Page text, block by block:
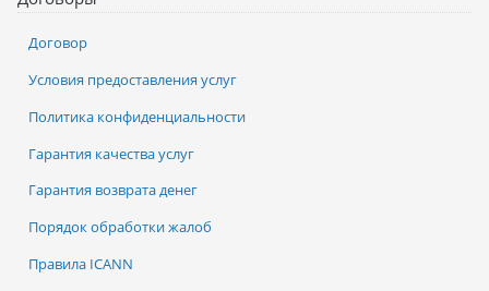
Договор
Условия предоставления услуг
Политика конфиденциальности
Гарантия качества услуг
Гарантия возврата денег
Порядок обработки жалоб
Правила ICANN